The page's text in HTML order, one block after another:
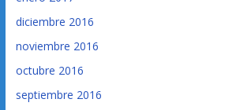
diciembre 2016
noviembre 2016
octubre 2016
septiembre 2016